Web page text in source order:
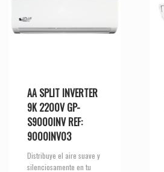
AA SPLIT INVERTER
9K 2200V GP-
S9000INV REF:
9000INV03
Distribuye el aire suave y
silenciosamente en tu